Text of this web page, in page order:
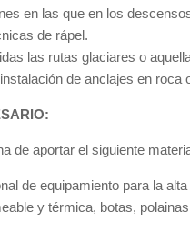
en las que en los
de rápel.
las rutas glaciares o
de anclajes en roca
de aportar el siguiente
de equipamiento para la
y térmica, botas,